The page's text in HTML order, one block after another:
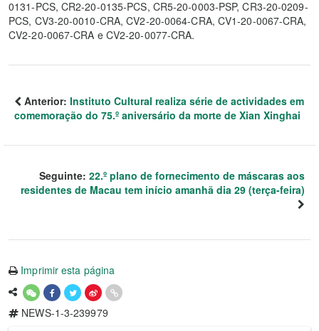
0131-PCS, CR2-20-0135-PCS, CR5-20-0003-PSP, CR3-20-0209-
PCS, CV3-20-0010-CRA, CV2-20-0064-CRA, CV1-20-0067-CRA,
CV2-20-0067-CRA e CV2-20-0077-CRA.
Anterior: Instituto Cultural realiza série de actividades em
comemoração do 75.º aniversário da morte de Xian Xinghai
Seguinte: 22.º plano de fornecimento de máscaras aos
residentes de Macau tem início amanhã dia 29 (terça-feira)
Imprimir esta página
NEWS-1-3-239979